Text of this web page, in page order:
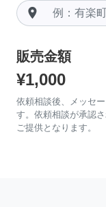
room
販売金額
¥1,000
依頼相談後、メッセ
す。依頼相談が承認
ご提供となります。